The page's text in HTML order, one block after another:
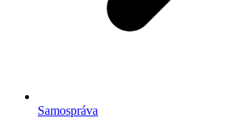
Samospráva